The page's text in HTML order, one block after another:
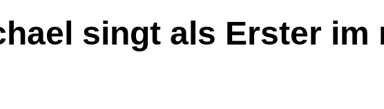
singt als Erster im